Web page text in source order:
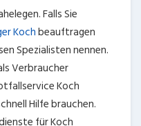
Falls Sie
Kochbeauftragen
Spezialisten nennen.
Verbraucher
Koch
Hilfe brauchen.
für Koch